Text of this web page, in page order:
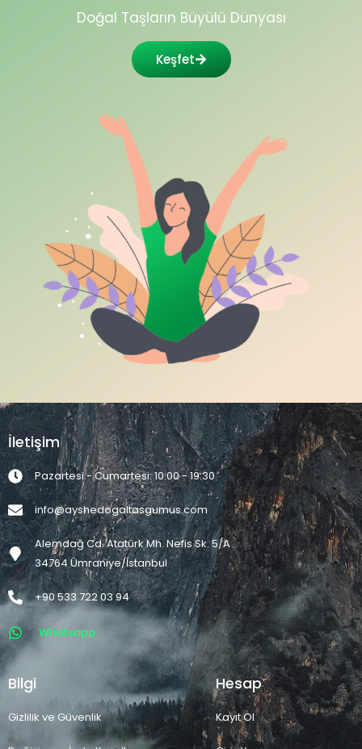
Doğal Taşların Büyülü Dünyası
Keşfet
İletişim
Pazartesi - Cumartesi: 10:00 - 19:30
info@ayshedogaltasgumus.com
Alemdağ Cd. Atatürk Mh. Nefis Sk. 5/A
34764 Ümraniye/İstanbul
+90 533 722 03 94
Whatsapp
Bilgi
Gizlilik ve Güvenlik
Hesap
Kayıt Ol